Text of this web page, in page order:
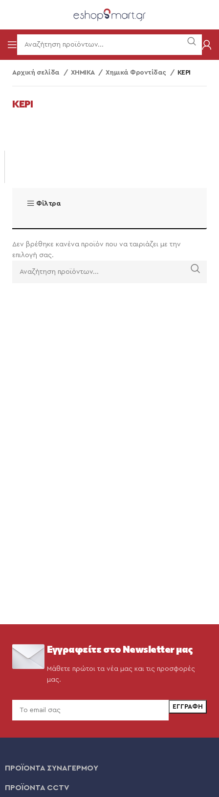
Αρχική σελίδα ΧΗΜΙΚΑ Χημικά Φροντίδας ΚΕΡΙ
ΚΕΡΙ
Φίλτρα
Δεν βρέθηκε κανένα προϊόν που να ταιριάζει με την
επιλογή σας.
Εγγραφείτε στο Newsletter μας
Μάθετε πρώτοι τα νέα μας και τις προσφορές
μας.
ΠΡΟΪΟΝΤΑ ΣΥΝΑΓΕΡΜΟΥ
ΠΡΟΪΟΝΤΑ CCTV